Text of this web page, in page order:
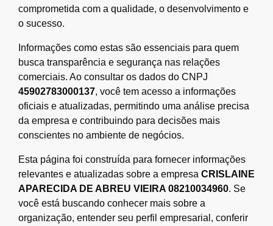
comprometida com a qualidade, o desenvolvimento e
o sucesso.
Informações como estas são essenciais para quem
busca transparência e segurança nas relações
comerciais. Ao consultar os dados do CNPJ
45902783000137, você tem acesso a informações
oficiais e atualizadas, permitindo uma análise precisa
da empresa e contribuindo para decisões mais
conscientes no ambiente de negócios.
Esta página foi construída para fornecer informações
relevantes e atualizadas sobre a empresa CRISLAINE
APARECIDA DE ABREU VIEIRA 08210034960. Se
você está buscando conhecer mais sobre a
organização, entender seu perfil empresarial, conferir